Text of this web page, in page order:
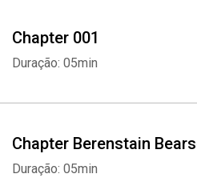
Chapter 001
Duração: 05min
Chapter Berenstain
Duração: 05min